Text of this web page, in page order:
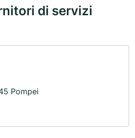
di servizi
Pompei